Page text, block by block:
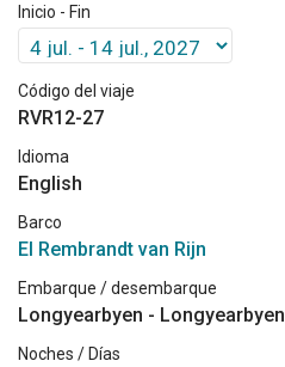
Inicio - Fin
Código del viaje
RVR12-27
Idioma
English
Barco
El Rembrandt van Rijn
Embarque / desembarque
Longyearbyen - Longyearbyen
Noches / Días